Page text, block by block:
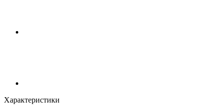
Характеристики